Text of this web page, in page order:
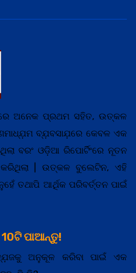
ଅନେକ ପ୍ରଥମ ସହିତ, ଉତ୍କଳ
ବ୍ଯ଼ବସାଯ଼ରେ କେବଳ ଏକ
ବରଂ ଓଡ଼ିଆ ରିପୋର୍ଟିଂରେ ନୂତନ
| ଉତ୍କଳ ବୁଲେଟିନ, ଏହି
ତଥାପି ଆର୍ଥିକ ପରିବର୍ତ୍ତନ ପାଇଁ
ପାଆନ୍ତୁ!
ଅନୁକୂଳ କରିବା ପାଇଁ ଏକ